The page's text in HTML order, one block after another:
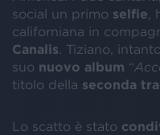
social un primo selfie
californiana in
Canalis . Tiziano,
suo nuovo album “
titolo della seconda
Lo scatto è stato